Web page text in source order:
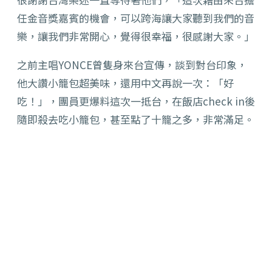
任金音獎嘉賓的機會，可以跨海讓大家聽到我們的音
樂，讓我們非常開心，覺得很幸福，很感謝大家。」
之前主唱YONCE曾隻身來台宣傳，談到對台印象，
他大讚小籠包超美味，還用中文再說一次：「好
吃！」，團員更爆料這次一抵台，在飯店check in後
隨即殺去吃小籠包，甚至點了十籠之多，非常滿足。